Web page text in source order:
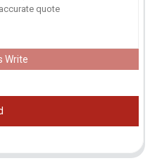
Write